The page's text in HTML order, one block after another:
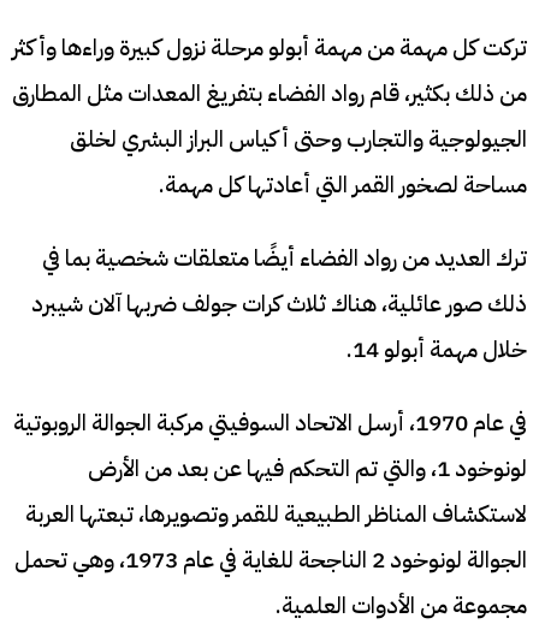
تركت كل مهمة من مهمة أبولو مرحلة نزول كبيرة وراءها وأكثر
من ذلك بكثير، قام رواد الفضاء بتفريغ المعدات مثل المطارق
الجيولوجية والتجارب وحتى أكياس البراز البشري لخلق
مساحة لصخور القمر التي أعادتها كل مهمة.
ترك العديد من رواد الفضاء أيضًا متعلقات شخصية بما في
ذلك صور عائلية، هناك ثلاث كرات جولف ضربها آلان شيبرد
خلال مهمة أبولو 14.
في عام 1970، أرسل الاتحاد السوفيتي مركبة الجوالة الروبوتية
لونوخود 1، والتي تم التحكم فيها عن بعد من الأرض
لاستكشاف المناظر الطبيعية للقمر وتصويرها، تبعتها العربة
الجوالة لونوخود 2 الناجحة للغاية في عام 1973، وهي تحمل
مجموعة من الأدوات العلمية.